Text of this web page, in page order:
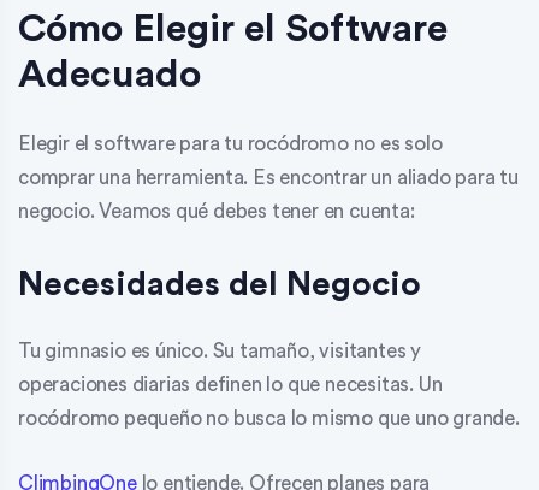
Cómo Elegir el Software
Adecuado
Elegir el software para tu rocódromo no es solo
comprar una herramienta. Es encontrar un aliado para tu
negocio. Veamos qué debes tener en cuenta:
Necesidades del Negocio
Tu gimnasio es único. Su tamaño, visitantes y
operaciones diarias definen lo que necesitas. Un
rocódromo pequeño no busca lo mismo que uno grande.
ClimbingOnelo entiende. Ofrecen planes para